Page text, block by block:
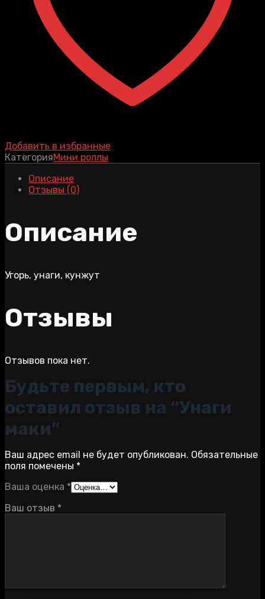
Добавить в избранные
КатегорияМини роллы
Описание
Отзывы (0)
Описание
Угорь, унаги, кунжут
Отзывы
Отзывов пока нет.
Будьте первым, кто
оставил отзыв на “Унаги
маки”
Ваш адрес email не будет опубликован. Обязательные
поля помечены *
Ваша оценка *
Ваш отзыв *